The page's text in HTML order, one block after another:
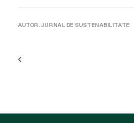
AUTOR. JURNAL DE SUSTENABILITATE